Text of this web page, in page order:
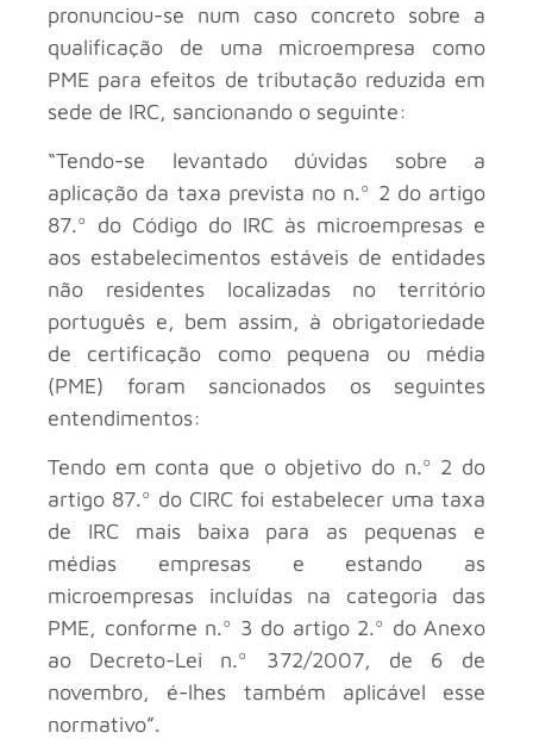
pronunciou-se num caso concreto sobre a
qualificação de uma microempresa como
PME para efeitos de tributação reduzida em
sede de IRC, sancionando o seguinte:
“Tendo-se levantado dúvidas sobre a
aplicação da taxa prevista no n.º 2 do artigo
87.º do Código do IRC às microempresas e
aos estabelecimentos estáveis de entidades
não residentes localizadas no território
português e, bem assim, à obrigatoriedade
de certificação como pequena ou média
(PME) foram sancionados os seguintes
entendimentos:
Tendo em conta que o objetivo do n.º 2 do
artigo 87.º do CIRC foi estabelecer uma taxa
de IRC mais baixa para as pequenas e
médias empresas e estando as
microempresas incluídas na categoria das
PME, conforme n.º 3 do artigo 2.º do Anexo
ao Decreto-Lei n.º 372/2007, de 6 de
novembro, é-lhes também aplicável esse
normativo”.